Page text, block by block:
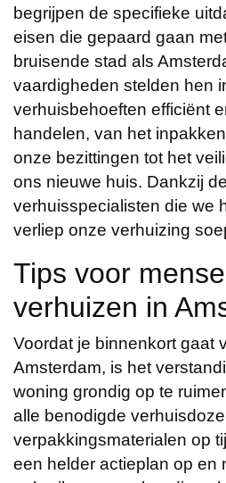
begrijpen de specifieke
eisen die gepaard gaan
bruisende stad als
vaardigheden stelden hen
verhuisbehoeften efficiënt
handelen, van het
onze bezittingen tot het
ons nieuwe huis. Dankzij
verhuisspecialisten die we
verliep onze verhuizing
Tips voor
verhuizen in
Voordat je binnenkort gaat
Amsterdam, is het
woning grondig op te
alle benodigde
verpakkingsmaterialen op
een helder actieplan op en